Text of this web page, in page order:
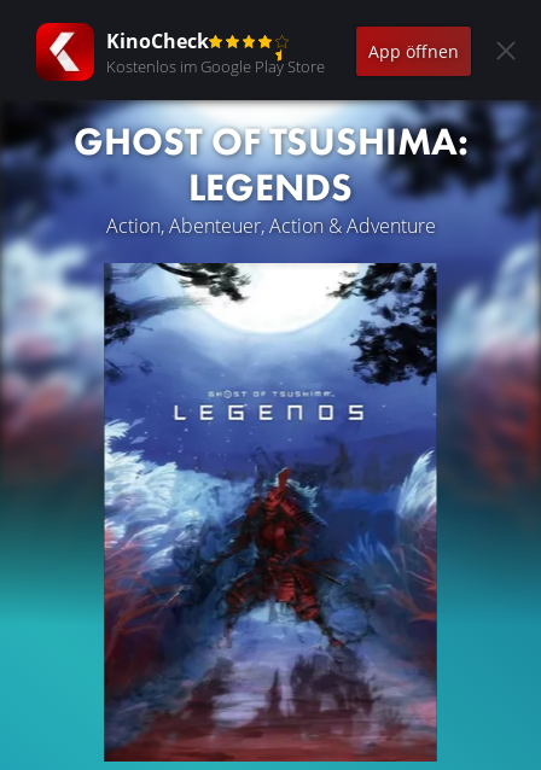
KinoCheck
Kostenlos im Google Play Store
App öffnen
GHOST OF TSUSHIMA:
LEGENDS
Action, Abenteuer, Action & Adventure